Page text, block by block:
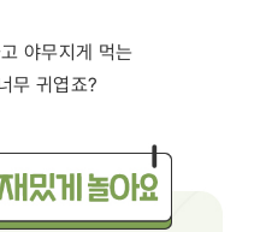
야무지게 먹는
무 귀엽죠?